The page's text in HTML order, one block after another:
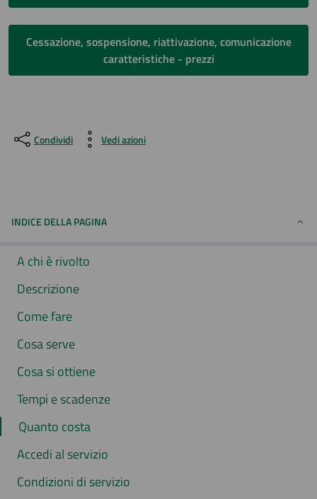
Cessazione, sospensione, riattivazione, comunicazione
caratteristiche - prezzi
Condividi Vedi azioni
INDICE DELLA PAGINA
A chi è rivolto
Descrizione
Come fare
Cosa serve
Cosa si ottiene
Tempi e scadenze
Quanto costa
Accedi al servizio
Condizioni di servizio